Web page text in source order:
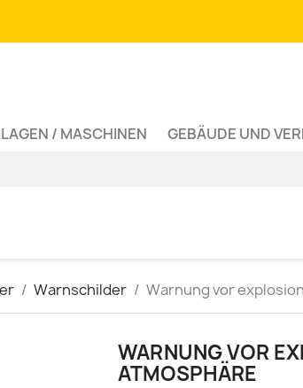
/ MASCHINEN GEBÄUDE UND
Warnschilder Warnung vor
WARNUNG VOR
ATMOSPHÄRE